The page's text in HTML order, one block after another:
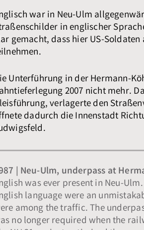
war in Neu-Ulm
in englischer
gemacht, dass hier US-
Unterführung in der Hermann-
2007 nicht mehr.
verlagerte den
dadurch die Innenstadt
| Neu-Ulm, underpass at
was ever present in Neu-
language were an
among the traffic. The
no longer required when the